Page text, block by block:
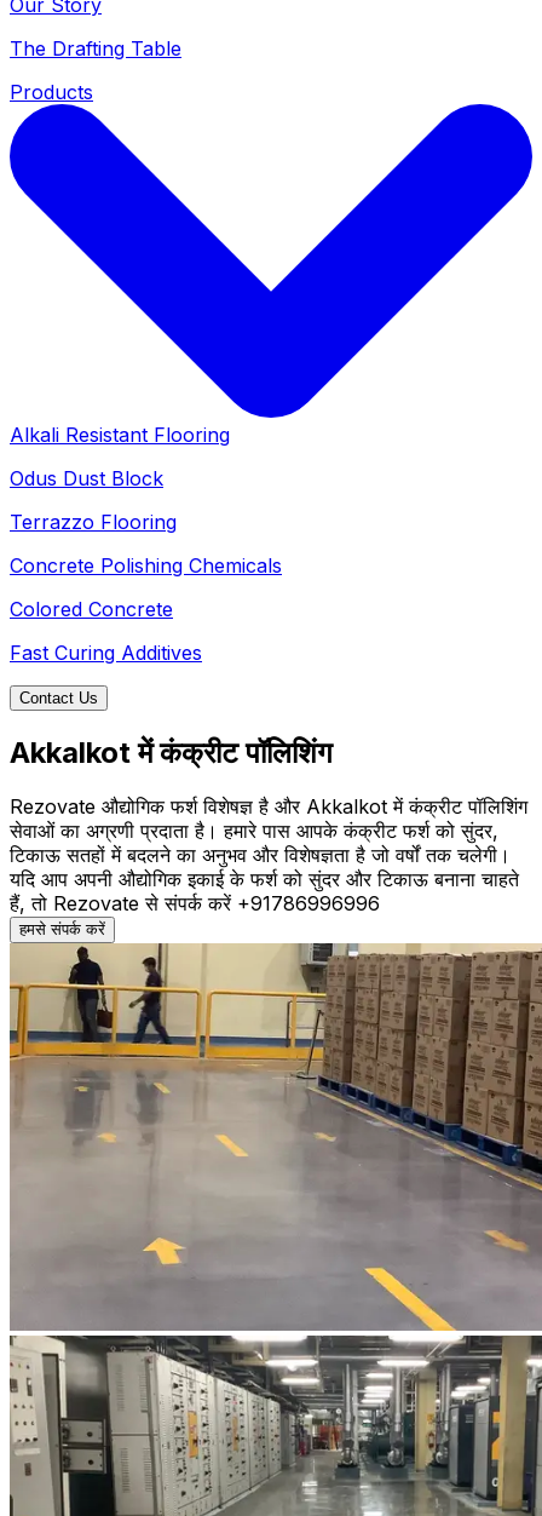
The Drafting Table
Products
Alkali Resistant Flooring
Odus Dust Block
Terrazzo Flooring
Concrete Polishing Chemicals
Colored Concrete
Fast Curing Additives
Contact Us
Akkalkot में कंक्रीट पॉलिशिंग
Rezovate औद्योगिक फर्श विशेषज्ञ है और Akkalkot में कंक्रीट पॉलिशिंग
सेवाओं का अग्रणी प्रदाता है। हमारे पास आपके कंक्रीट फर्श को सुंदर,
टिकाऊ सतहों में बदलने का अनुभव और विशेषज्ञता है जो वर्षों तक चलेगी।
यदि आप अपनी औद्योगिक इकाई के फर्श को सुंदर और टिकाऊ बनाना चाहते
हैं, तो Rezovate से संपर्क करें +91786996996
हमसे संपर्क करें